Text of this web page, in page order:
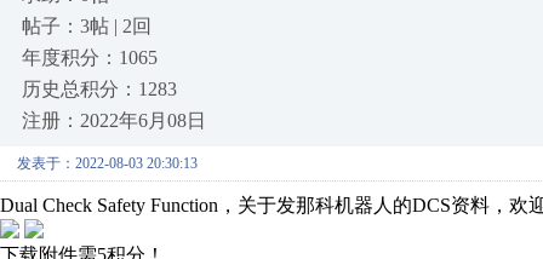
帖子：3帖 | 2回
年度积分：1065
历史总积分：1283
注册：2022年6月08日
发表于：2022-08-03 20:30:13
Dual Check Safety Function，关于发那科机器人的DCS资料，欢
下载附件需5积分！